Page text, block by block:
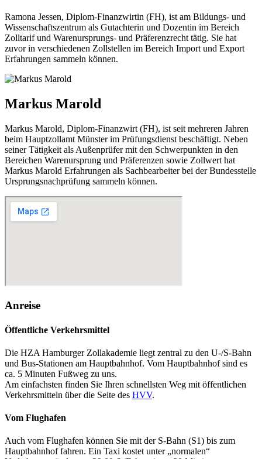
Ramona Jessen, Diplom-Finanzwirtin (FH), ist am Bildungs- und
Wissenschaftszentrum als Gutachterin und Dozentin im Bereich
Zolltarif und Warenursprungs- und Präferenzrecht tätig. Sie hat
zuvor in verschiedenen Zollstellen im Bereich Import und Export
Erfahrungen sammeln können.
Markus Marold
Markus Marold, Diplom-Finanzwirt (FH), ist seit mehreren Jahren
beim Hauptzollamt Münster im Prüfungsdienst beschäftigt. Neben
seiner Tätigkeit als Außenprüfer mit den Schwerpunkten in den
Bereichen Warenursprung und Präferenzen sowie Zollwert hat
Markus Marold Erfahrungen als Sachbearbeiter bei der Bundesstelle
Ursprungsnachprüfung sammeln können.
Anreise
Öffentliche Verkehrsmittel
Die HZA Hamburger Zollakademie liegt zentral zu den U-/S-Bahn
und Bus-Stationen am Hauptbahnhof. Vom Hauptbahnhof sind es
ca. 5 Minuten Fußweg zu uns.
Am einfachsten finden Sie Ihren schnellsten Weg mit öffentlichen
Verkehrsmitteln über die Seite des HVV.
Vom Flughafen
Auch vom Flughafen können Sie mit der S-Bahn (S1) bis zum
Hauptbahnhof fahren. Ein Taxi kostet unter „normalen“